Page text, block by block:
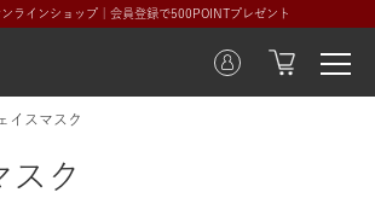
ラインショップ｜会員登録で500POINTプレゼント
イスマスク
スク